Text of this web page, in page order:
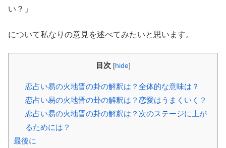
い？」
について私なりの意見を述べてみたいと思います。
目次 [hide]
恋占い易の火地晋の卦の解釈は？全体的な意味は？
恋占い易の火地晋の卦の解釈は？恋愛はうまくいく？
恋占い易の火地晋の卦の解釈は？次のステージに上が
るためには？
最後に